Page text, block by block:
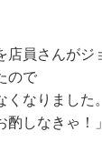
店員さんが
ので
なりました。
酌しなきゃ！